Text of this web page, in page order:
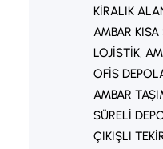
KIRALIK
AMBAR
LOJISTIK,
OFIS
AMBAR
SÜRELI
ÇIKIŞLI